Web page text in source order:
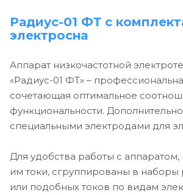
Радиус-01 ФТ с
электросна
Аппарат низкочастотной
«Радиус-01 ФТ» –
сочетающая оптимальное
функциональности.
специальными электродами для
Для удобства работы с
им токи, сгруппированы в наборы
или подобных токов по видам